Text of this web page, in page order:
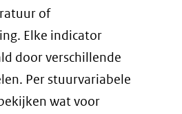
of
Elke indicator
door verschillende
Per stuurvariabele
wat voor